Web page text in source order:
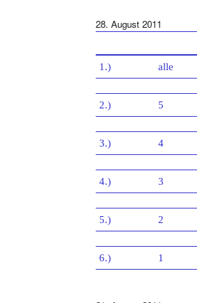
28. August 2011
1.) alle
2.) 5
3.) 4
4.) 3
5.) 2
6.) 1